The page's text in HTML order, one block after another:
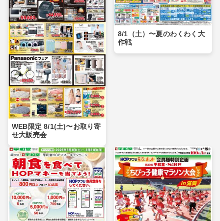
WEB限定 8/1(土)〜お取り寄
せ大販売会
8/1（土）〜夏のわくわく大
作戦